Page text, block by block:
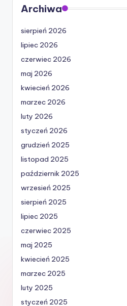
Archiwa
sierpień 2026
lipiec 2026
czerwiec 2026
maj 2026
kwiecień 2026
marzec 2026
luty 2026
styczeń 2026
grudzień 2025
listopad 2025
październik 2025
wrzesień 2025
sierpień 2025
lipiec 2025
czerwiec 2025
maj 2025
kwiecień 2025
marzec 2025
luty 2025
styczeń 2025